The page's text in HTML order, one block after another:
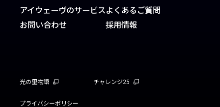
アイウェーヴのサービス
お問い合わせ
よくあるご質問
採用情報
光の里物語 チャレンジ25
プライバシーポリシー